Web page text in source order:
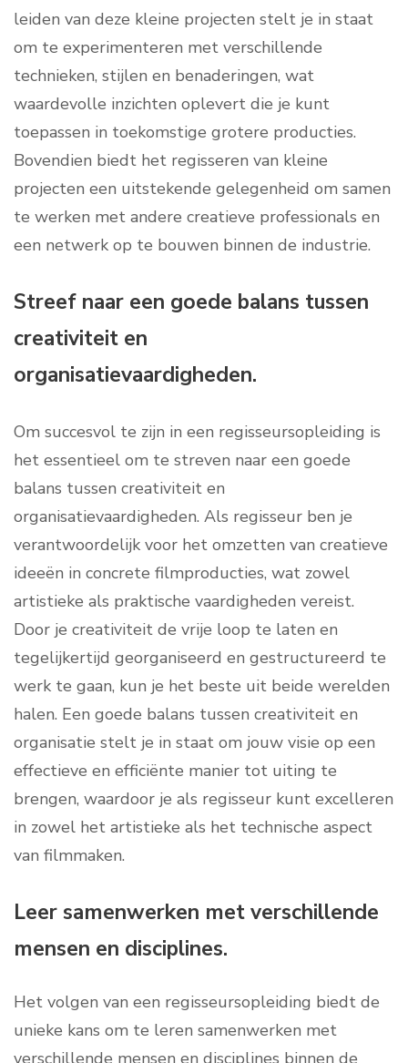
leiden van deze kleine projecten stelt je in staat
om te experimenteren met verschillende
technieken, stijlen en benaderingen, wat
waardevolle inzichten oplevert die je kunt
toepassen in toekomstige grotere producties.
Bovendien biedt het regisseren van kleine
projecten een uitstekende gelegenheid om samen
te werken met andere creatieve professionals en
een netwerk op te bouwen binnen de industrie.
Streef naar een goede balans tussen
creativiteit en
organisatievaardigheden.
Om succesvol te zijn in een regisseursopleiding is
het essentieel om te streven naar een goede
balans tussen creativiteit en
organisatievaardigheden. Als regisseur ben je
verantwoordelijk voor het omzetten van creatieve
ideeën in concrete filmproducties, wat zowel
artistieke als praktische vaardigheden vereist.
Door je creativiteit de vrije loop te laten en
tegelijkertijd georganiseerd en gestructureerd te
werk te gaan, kun je het beste uit beide werelden
halen. Een goede balans tussen creativiteit en
organisatie stelt je in staat om jouw visie op een
effectieve en efficiënte manier tot uiting te
brengen, waardoor je als regisseur kunt excelleren
in zowel het artistieke als het technische aspect
van filmmaken.
Leer samenwerken met verschillende
mensen en disciplines.
Het volgen van een regisseursopleiding biedt de
unieke kans om te leren samenwerken met
verschillende mensen en disciplines binnen de